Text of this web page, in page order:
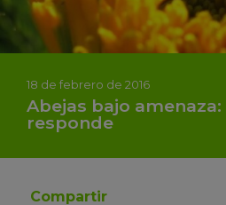
18 de febrero de 2016
Abejas bajo
responde
Compartir